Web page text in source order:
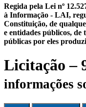
Regida pela Lei nº
à Informação - LAI,
Constituição, de
e entidades públicos, de
públicas por eles
Licitação –
informações